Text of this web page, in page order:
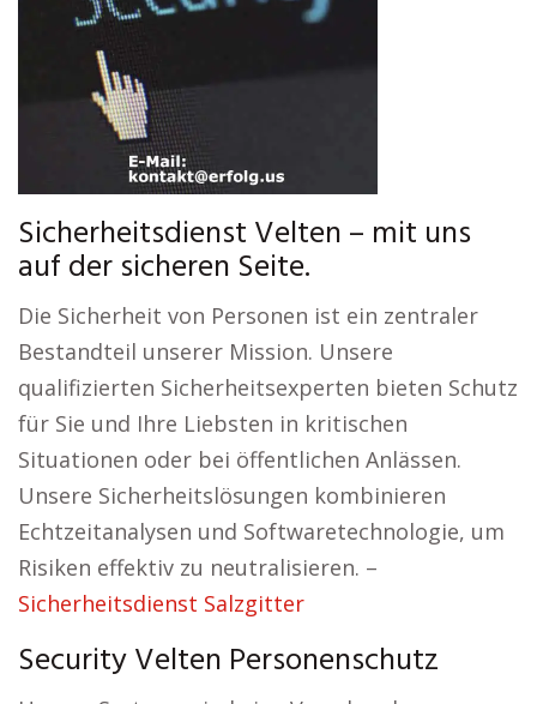
Sicherheitsdienst Velten – mit uns
auf der sicheren Seite.
Die Sicherheit von Personen ist ein zentraler
Bestandteil unserer Mission. Unsere
qualifizierten Sicherheitsexperten bieten Schutz
für Sie und Ihre Liebsten in kritischen
Situationen oder bei öffentlichen Anlässen.
Unsere Sicherheitslösungen kombinieren
Echtzeitanalysen und Softwaretechnologie, um
Risiken effektiv zu neutralisieren. –
Sicherheitsdienst Salzgitter
Security Velten Personenschutz